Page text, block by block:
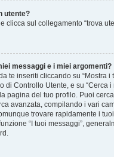
utente?
clicca sul collegamento “trova
messaggi e i miei argomenti?
te inseriti cliccando su “Mostra i
di Controllo Utente, e su “Cerca i
pagina del tuo profilo. Puoi
avanzata, compilando i vari
trovare rapidamente i
“I tuoi messaggi”,